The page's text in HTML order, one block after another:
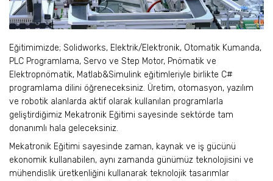
Eğitimimizde; Solidworks, Elektrik/Elektronik, Otomatik Kumanda,
PLC Programlama, Servo ve Step Motor, Pnömatik ve
Elektropnömatik, Matlab&Simulink eğitimleriyle birlikte C#
programlama dilini öğreneceksiniz. Üretim, otomasyon, yazılım
ve robotik alanlarda aktif olarak kullanılan programlarla
geliştirdiğimiz Mekatronik Eğitimi sayesinde sektörde tam
donanımlı hala geleceksiniz.
Mekatronik Eğitimi sayesinde zaman, kaynak ve iş gücünü
ekonomik kullanabilen, aynı zamanda günümüz teknolojisini ve
mühendislik üretkenliğini kullanarak teknolojik tasarımlar